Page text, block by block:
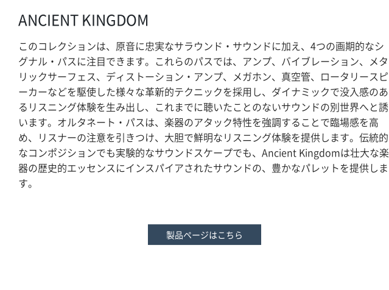
ANCIENT KINGDOM
このコレクションは、原音に忠実なサラウンド・サウンドに加え、4つの画期的なシ
グナル・パスに注目できます。これらのパスでは、アンプ、バイブレーション、メタ
リックサーフェス、ディストーション・アンプ、メガホン、真空管、ロータリースピ
ーカーなどを駆使した様々な革新的テクニックを採用し、ダイナミックで没入感のあ
るリスニング体験を生み出し、これまでに聴いたことのないサウンドの別世界へと誘
います。オルタネート・パスは、楽器のアタック特性を強調することで臨場感を高
め、リスナーの注意を引きつけ、大胆で鮮明なリスニング体験を提供します。伝統的
なコンポジションでも実験的なサウンドスケープでも、Ancient Kingdomは壮大な楽
器の歴史的エッセンスにインスパイアされたサウンドの、豊かなパレットを提供しま
す。
製品ページはこちら